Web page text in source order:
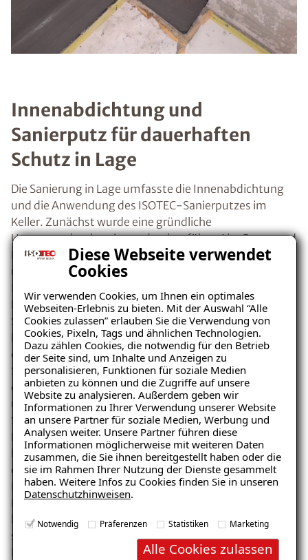
Diese Webseite verwendet
Cookies
Wir verwenden Cookies, um Ihnen ein optimales
Webseiten-Erlebnis zu bieten. Mit der Auswahl “Alle
Cookies zulassen” erlauben Sie die Verwendung von
Cookies, Pixeln, Tags und ähnlichen Technologien.
Dazu zählen Cookies, die notwendig für den Betrieb
der Seite sind, um Inhalte und Anzeigen zu
personalisieren, Funktionen für soziale Medien
anbieten zu können und die Zugriffe auf unsere
Website zu analysieren. Außerdem geben wir
Informationen zu Ihrer Verwendung unserer Website
an unsere Partner für soziale Medien, Werbung und
Analysen weiter. Unsere Partner führen diese
Informationen möglicherweise mit weiteren Daten
zusammen, die Sie ihnen bereitgestellt haben oder die
sie im Rahmen Ihrer Nutzung der Dienste gesammelt
haben. Weitere Infos zu Cookies finden Sie in unseren
Datenschutzhinweisen.
Notwendig Präferenzen Statistiken Marketing
Alle Cookies zulassen
Innenabdichtung und
Sanierputz für dauerhaften
Schutz in Lage
Die Sanierung in Lage umfasste die Innenabdichtung
und die Anwendung des ISOTEC-Sanierputzes im
Keller. Zunächst wurde eine gründliche
Untergrundvorbereitung durchgeführt. Alte Putz- und
Farbreste sowie loses Fugenmaterial wurden entfernt,
um eine ideale Haftungsbasis zu schaffen. Die
Innenabdichtung erfolgte mit dem ISOTEC-
Kombiflexabdichtungssystem. Dieses zweilagige
System, bestehend aus mineralischen
Dichtschlämmen, bietet effektiven Schutz gegen
eindringende Feuchtigkeit. Danach wurde der ISOTEC-
Sanierputz aufgetragen. Dieser Sanierputz ist speziell
entwickelt, um die Trocknung des Mauerwerks zu
unterstützen und bauschädliche Salze aufzunehmen.
Seine wasserabweisende Eigenschaft verhindert, dass
Feuchtigkeit die Putzoberfläche erreicht. Somit
können Salze im Inneren des Putzes auskristallisieren,
ohne die Wandoberfläche zu beschädigen. Hartwig
Bee, der ausführende Techniker und mit über 25 Jahren
Firmenzugehörigkeit ein absoluter Abdichtungsprofi
bei ISOTEC, wurde von Herrn K. besonders für seine
schnelle, fleißige und sorgfältige Arbeit gelobt. „Herr
Bee hat wirklich hervorragende Arbeit geleistet. Er war